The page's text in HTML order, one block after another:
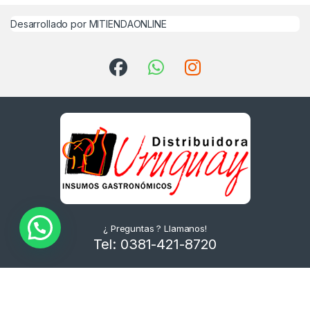
Desarrollado por MITIENDAONLINE
¿ Preguntas ? Llamanos!
Tel: 0381-421-8720